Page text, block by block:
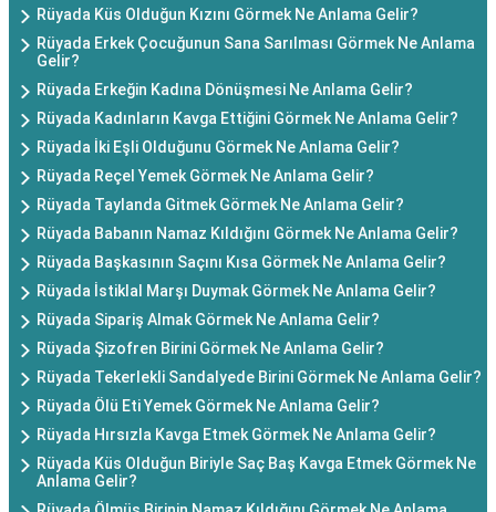
Rüyada Küs Olduğun Kızını Görmek Ne Anlama Gelir?
Rüyada Erkek Çocuğunun Sana Sarılması Görmek Ne Anlama
Gelir?
Rüyada Erkeğin Kadına Dönüşmesi Ne Anlama Gelir?
Rüyada Kadınların Kavga Ettiğini Görmek Ne Anlama Gelir?
Rüyada İki Eşli Olduğunu Görmek Ne Anlama Gelir?
Rüyada Reçel Yemek Görmek Ne Anlama Gelir?
Rüyada Taylanda Gitmek Görmek Ne Anlama Gelir?
Rüyada Babanın Namaz Kıldığını Görmek Ne Anlama Gelir?
Rüyada Başkasının Saçını Kısa Görmek Ne Anlama Gelir?
Rüyada İstiklal Marşı Duymak Görmek Ne Anlama Gelir?
Rüyada Sipariş Almak Görmek Ne Anlama Gelir?
Rüyada Şizofren Birini Görmek Ne Anlama Gelir?
Rüyada Tekerlekli Sandalyede Birini Görmek Ne Anlama Gelir?
Rüyada Ölü Eti Yemek Görmek Ne Anlama Gelir?
Rüyada Hırsızla Kavga Etmek Görmek Ne Anlama Gelir?
Rüyada Küs Olduğun Biriyle Saç Baş Kavga Etmek Görmek Ne
Anlama Gelir?